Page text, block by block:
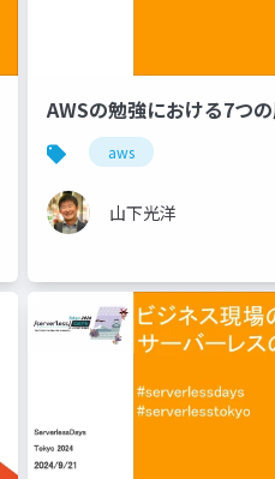
AWSの勉強における7つ
aws
山下光洋